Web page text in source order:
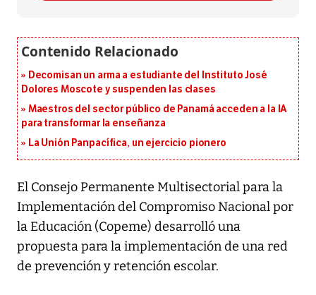
Decomisan un arma a estudiante del Instituto José
Dolores Moscote y suspenden las clases
Maestros del sector público de Panamá acceden a la IA
para transformar la enseñanza
La Unión Panpacífica, un ejercicio pionero
El Consejo Permanente Multisectorial para la
Implementación del Compromiso Nacional por
la Educación (Copeme) desarrolló una
propuesta para la implementación de una red
de prevención y retención escolar.